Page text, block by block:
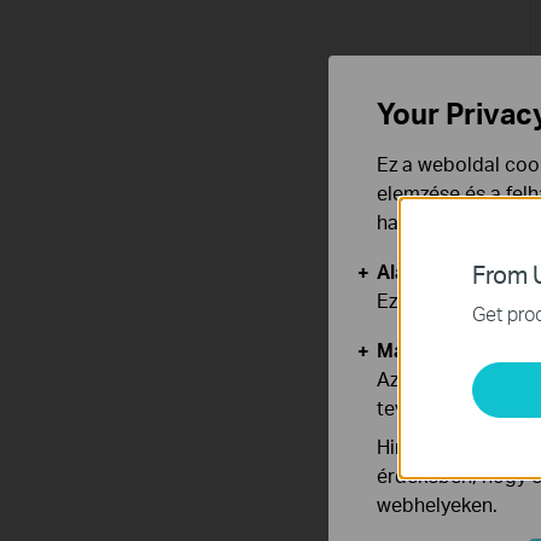
From
Get
Your
Ez a weboldal
elemzése és a
használata ellen
Alap Cookie-k
Ezek a cookie -k
Marketing és
Az elemző cookie
tevékenységeit,
Hirdetési
érdekében, hogy
webhelyeken.